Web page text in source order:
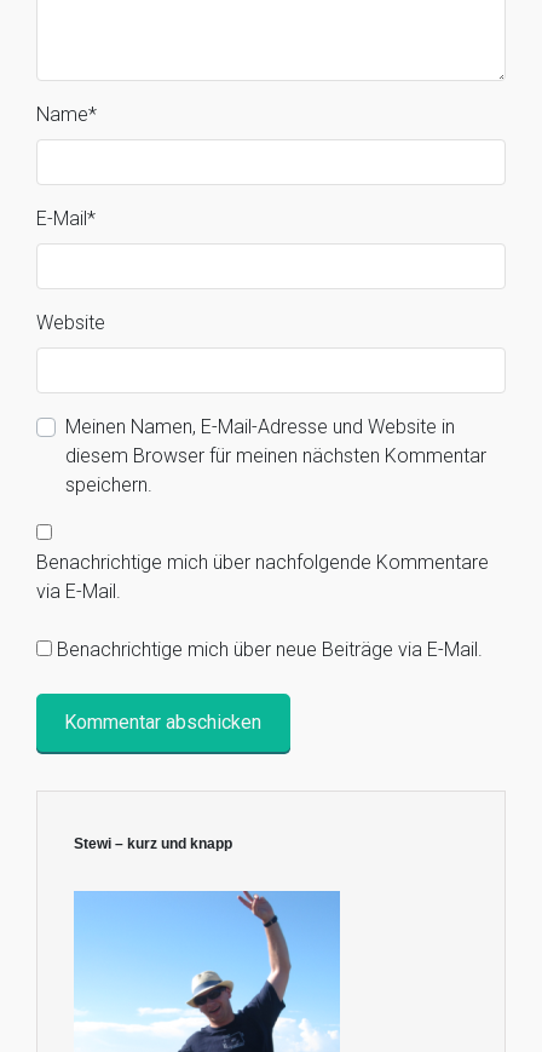
Name*
E-Mail*
Website
Meinen Namen, E-Mail-Adresse und Website in
diesem Browser für meinen nächsten Kommentar
speichern.
Benachrichtige mich über nachfolgende Kommentare
via E-Mail.
Benachrichtige mich über neue Beiträge via E-Mail.
Stewi – kurz und knapp